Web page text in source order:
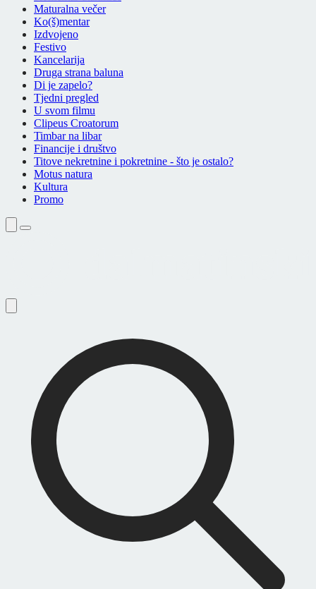
Maturalna večer
Ko(š)mentar
Izdvojeno
Festivo
Kancelarija
Druga strana baluna
Di je zapelo?
Tjedni pregled
U svom filmu
Clipeus Croatorum
Timbar na libar
Financije i društvo
Titove nekretnine i pokretnine - što je ostalo?
Motus natura
Kultura
Promo